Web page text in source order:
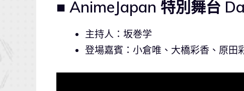
■ AnimeJapan 特別舞台
主持人：坂巻学
登場嘉賓：小倉唯、大橋彩香、原田